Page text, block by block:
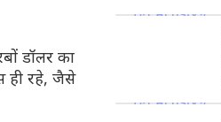
डॉलर का
ही रहे, जैसे